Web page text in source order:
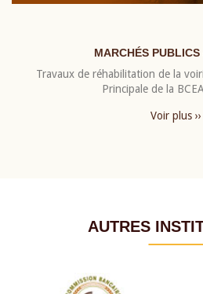
MARCHÉS PUBLICS
Travaux de réhabilitation de la
Principale de la
Voir plus ››
AUTRES